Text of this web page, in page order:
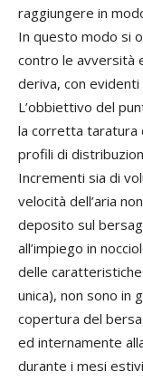
raggiungere in
In questo modo si
contro le avversità
deriva, con
L’obbiettivo del
la corretta taratura
profili di
Incrementi sia di
velocità dell’aria
deposito sul
all’impiego in
delle
unica), non sono in
copertura del
ed internamente
durante i mesi